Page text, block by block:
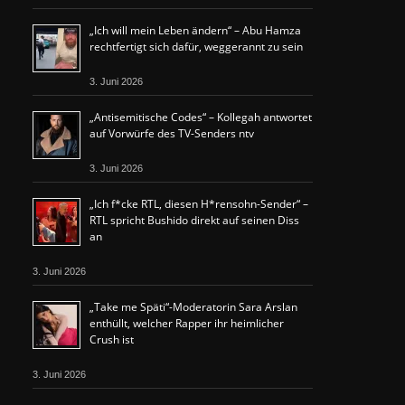
„Ich will mein Leben ändern“ – Abu Hamza
rechtfertigt sich dafür, weggerannt zu sein
3. Juni 2026
„Antisemitische Codes“ – Kollegah antwortet
auf Vorwürfe des TV-Senders ntv
3. Juni 2026
„Ich f*cke RTL, diesen H*rensohn-Sender“ –
RTL spricht Bushido direkt auf seinen Diss
an
3. Juni 2026
„Take me Späti“-Moderatorin Sara Arslan
enthüllt, welcher Rapper ihr heimlicher
Crush ist
3. Juni 2026